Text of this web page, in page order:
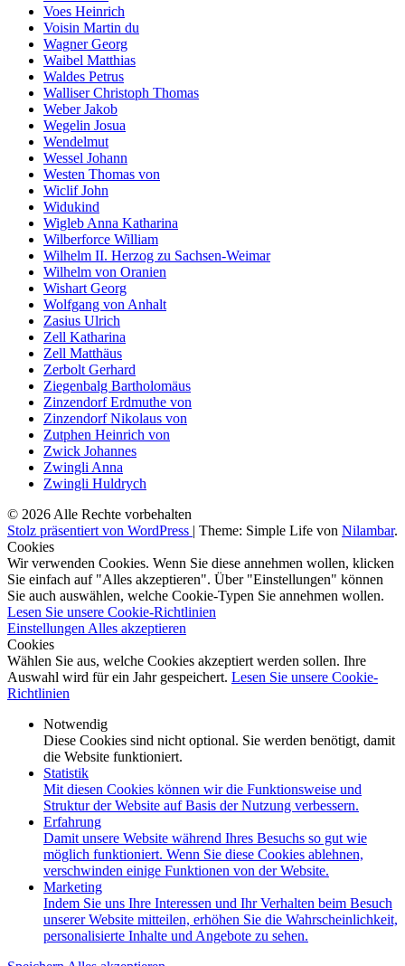
Voes Heinrich
Voisin Martin du
Wagner Georg
Waibel Matthias
Waldes Petrus
Walliser Christoph Thomas
Weber Jakob
Wegelin Josua
Wendelmut
Wessel Johann
Westen Thomas von
Wiclif John
Widukind
Wigleb Anna Katharina
Wilberforce William
Wilhelm II. Herzog zu Sachsen-Weimar
Wilhelm von Oranien
Wishart Georg
Wolfgang von Anhalt
Zasius Ulrich
Zell Katharina
Zell Matthäus
Zerbolt Gerhard
Ziegenbalg Bartholomäus
Zinzendorf Erdmuthe von
Zinzendorf Nikolaus von
Zutphen Heinrich von
Zwick Johannes
Zwingli Anna
Zwingli Huldrych
© 2026 Alle Rechte vorbehalten
Stolz präsentiert von WordPress
Theme: Simple Life von Nilambar.
Cookies
Wir verwenden Cookies. Wenn Sie diese annehmen wollen, klicken
Sie einfach auf "Alles akzeptieren". Über "Einstellungen" können
Sie auch auswählen, welche Cookie-Typen Sie annehmen wollen.
Lesen Sie unsere Cookie-Richtlinien
EinstellungenAlles akzeptieren
Cookies
Wählen Sie aus, welche Cookies akzeptiert werden sollen. Ihre
Auswahl wird für ein Jahr gespeichert. Lesen Sie unsere Cookie-
Richtlinien
Notwendig
Diese Cookies sind nicht optional. Sie werden benötigt, damit
die Website funktioniert.
Statistik
Mit diesen Cookies können wir die Funktionsweise und
Struktur der Website auf Basis der Nutzung verbessern.
Erfahrung
Damit unsere Website während Ihres Besuchs so gut wie
möglich funktioniert. Wenn Sie diese Cookies ablehnen,
verschwinden einige Funktionen von der Website.
Marketing
Indem Sie uns Ihre Interessen und Ihr Verhalten beim Besuch
unserer Website mitteilen, erhöhen Sie die Wahrscheinlichkeit,
personalisierte Inhalte und Angebote zu sehen.